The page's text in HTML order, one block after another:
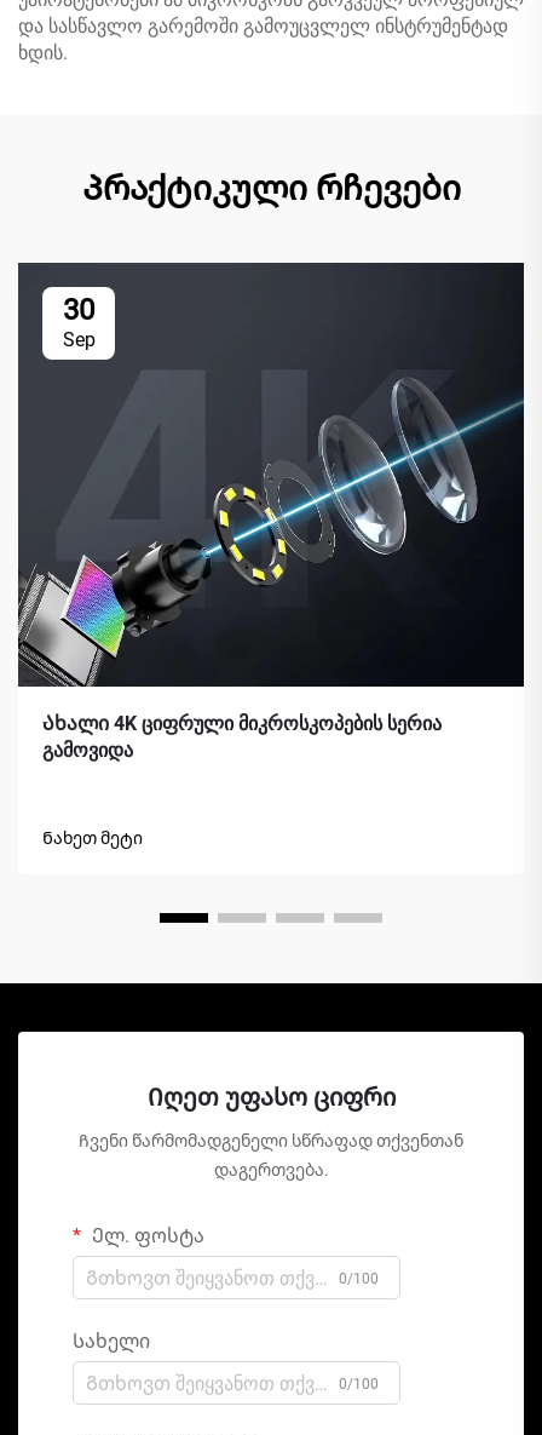
და სასწავლო გარემოში გამოუცვლელ ინსტრუმენტად
ხდის.
Პრაქტიკული რჩევები
30
Sep
Ახალი 4K ციფრული მიკროსკოპების სერია
გამოვიდა
Ნახეთ მეტი
Იღეთ უფასო ციფრი
Ჩვენი წარმომადგენელი სწრაფად თქვენთან
დაგერთვება.
Ელ. ფოსტა
0/100
Სახელი
0/100